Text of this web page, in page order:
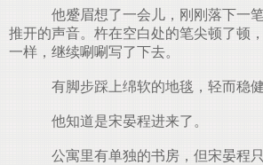
他蹙眉想了一会儿，刚刚落下一
推开的声音。杵在空白处的笔尖顿了顿
一样，继续唰唰写了下去。
有脚步踩上绵软的地毯，轻而稳健
他知道是宋晏程进来了。
公寓里有单独的书房，但宋晏程